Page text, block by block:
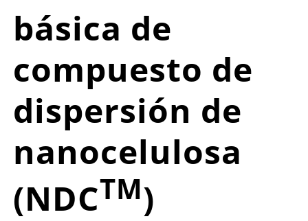
básica de
compuesto de
dispersión de
nanocelulosa
(NDCTM)